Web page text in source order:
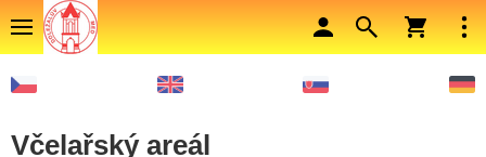
Včelařský areál